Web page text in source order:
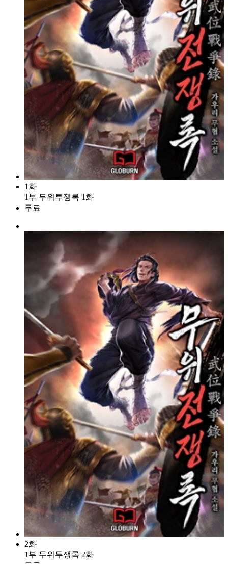
1화
1부 무위투쟁록 1화
무료
2화
1부 무위투쟁록 2화